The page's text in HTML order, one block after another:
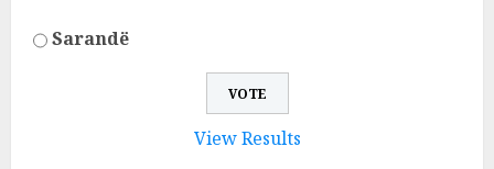
Sarandë
View Results